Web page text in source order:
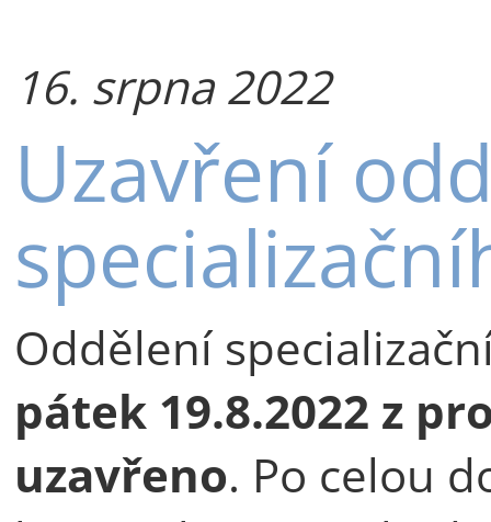
16. srpna 2022
Uzavření
Oddělení
pátek 19.8.2022 z
uzavřeno. Po celou